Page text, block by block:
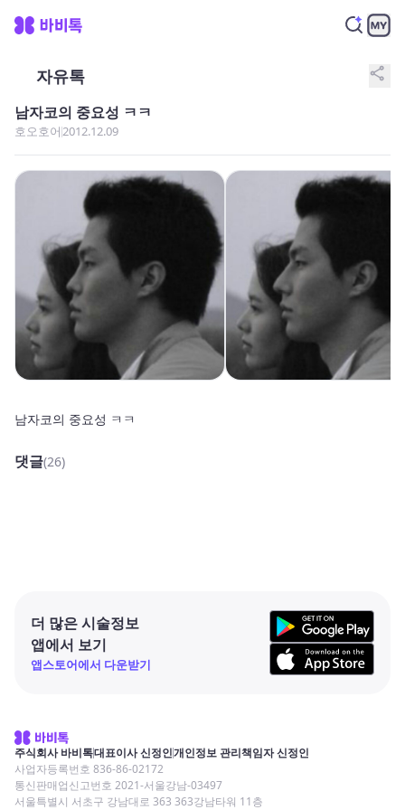
자유톡 share
남자코의 중요성 ㅋㅋ
호오호어2012.12.09
남자코의 중요성 ㅋㅋ
댓글(26)
더 많은 시술정보
앱에서 보기
앱스토어에서 다운받기
주식회사 바비톡대표이사 신정인개인정보 관리책임자 신정인
사업자등록번호 836-86-02172
통신판매업신고번호 2021-서울강남-03497
서울특별시 서초구 강남대로 363 363강남타워 11층